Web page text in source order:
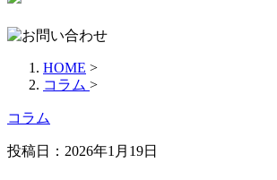
HOME >
コラム >
コラム
投稿日：2026年1月19日